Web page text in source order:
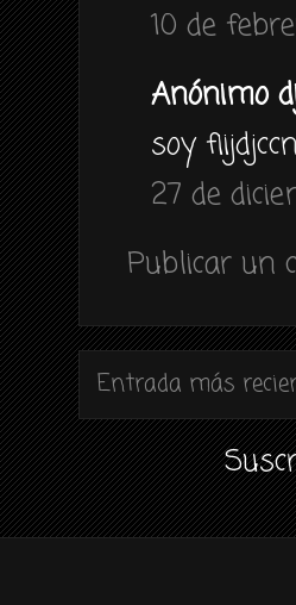
10 de
Anónimo
soy
27 de
Publicar un
Entrada más